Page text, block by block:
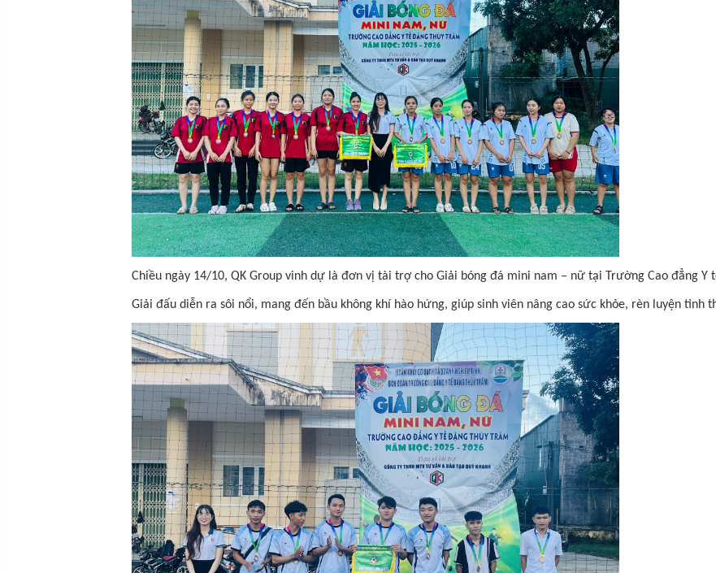
Chiều ngày 14/10, QK Group vinh dự là đơn vị tài trợ cho Giải bóng đá mini nam – nữ tại Trường Cao đẳng Y
Giải đấu diễn ra sôi nổi, mang đến bầu không khí hào hứng, giúp sinh viên nâng cao sức khỏe, rèn luyện tinh